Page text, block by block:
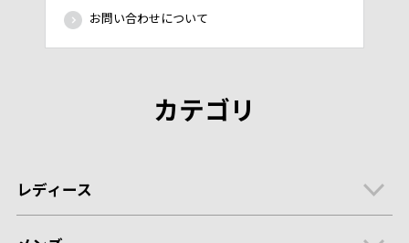
お問い合わせについて
カテゴリ
レディース